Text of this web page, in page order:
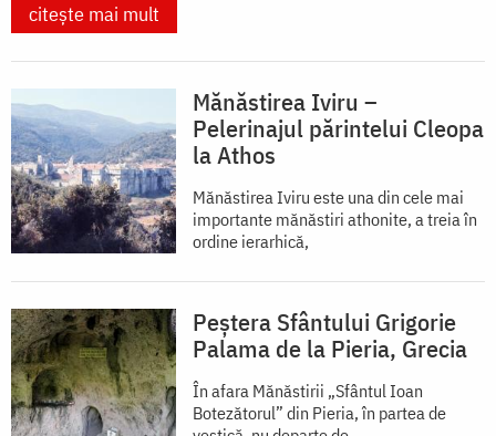
citește mai mult
Mănăstirea Iviru –
Pelerinajul părintelui Cleopa
la Athos
Mănăstirea Iviru este una din cele mai
importante mănăstiri athonite, a treia în
ordine ierarhică,
Peștera Sfântului Grigorie
Palama de la Pieria, Grecia
În afara Mănăstirii „Sfântul Ioan
Botezătorul” din Pieria, în partea de